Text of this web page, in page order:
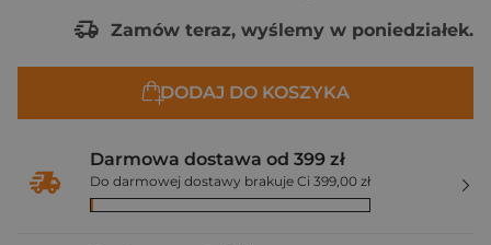
Zamów teraz, wyślemy w poniedziałek.
DODAJ DO KOSZYKA
Darmowa dostawa od 399 zł
Do darmowej dostawy brakuje Ci 399,00 zł